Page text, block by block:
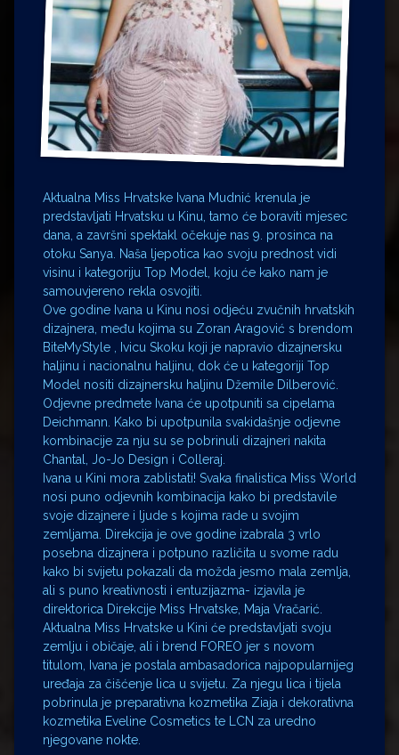
Aktualna Miss Hrvatske Ivana Mudnić krenula je
predstavljati Hrvatsku u Kinu, tamo će boraviti mjesec
dana, a završni spektakl očekuje nas 9. prosinca na
otoku Sanya. Naša ljepotica kao svoju prednost vidi
visinu i kategoriju Top Model, koju će kako nam je
samouvjereno rekla osvojiti.
Ove godine Ivana u Kinu nosi odjeću zvučnih hrvatskih
dizajnera, među kojima su Zoran Aragović s brendom
BiteMyStyle , Ivicu Skoku koji je napravio dizajnersku
haljinu i nacionalnu haljinu, dok će u kategoriji Top
Model nositi dizajnersku haljinu Džemile Dilberović.
Odjevne predmete Ivana će upotpuniti sa cipelama
Deichmann. Kako bi upotpunila svakidašnje odjevne
kombinacije za nju su se pobrinuli dizajneri nakita
Chantal, Jo-Jo Design i Colleraj.
Ivana u Kini mora zablistati! Svaka finalistica Miss World
nosi puno odjevnih kombinacija kako bi predstavile
svoje dizajnere i ljude s kojima rade u svojim
zemljama. Direkcija je ove godine izabrala 3 vrlo
posebna dizajnera i potpuno različita u svome radu
kako bi svijetu pokazali da možda jesmo mala zemlja,
ali s puno kreativnosti i entuzijazma- izjavila je
direktorica Direkcije Miss Hrvatske, Maja Vračarić.
Aktualna Miss Hrvatske u Kini će predstavljati svoju
zemlju i običaje, ali i brend FOREO jer s novom
titulom, Ivana je postala ambasadorica najpopularnijeg
uređaja za čišćenje lica u svijetu. Za njegu lica i tijela
pobrinula je preparativna kozmetika Ziaja i dekorativna
kozmetika Eveline Cosmetics te LCN za uredno
njegovane nokte.